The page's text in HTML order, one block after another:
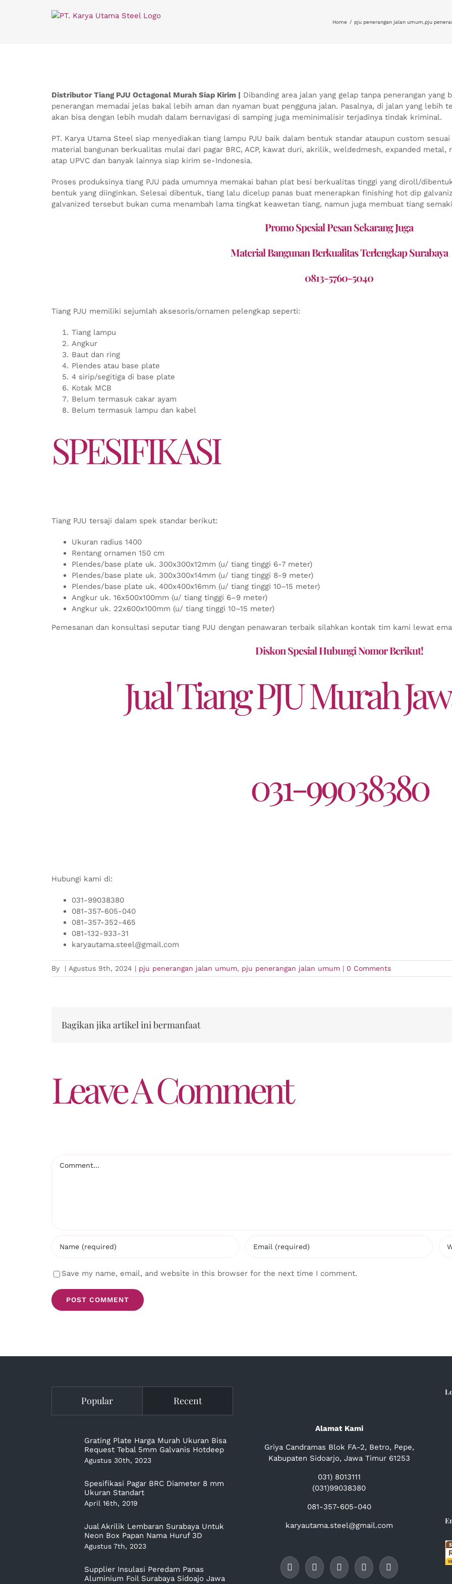
Home pju penerangan jalan umum pju
Distributor Tiang PJU Octagonal Murah Siap Kirim | Dibanding area jalan yang gelap tanpa penerangan
penerangan memadai jelas bakal lebih aman dan nyaman buat pengguna jalan. Pasalnya, di jalan yang lebih
akan bisa dengan lebih mudah dalam bernavigasi di samping juga meminimalisir terjadinya tindak kriminal.
PT. Karya Utama Steel siap menyediakan tiang lampu PJU baik dalam bentuk standar ataupun custom
material bangunan berkualitas mulai dari pagar BRC, ACP, kawat duri, akrilik, weldedmesh, expanded
atap UPVC dan banyak lainnya siap kirim se-Indonesia.
Proses produksinya tiang PJU pada umumnya memakai bahan plat besi berkualitas tinggi yang diroll/
bentuk yang diinginkan. Selesai dibentuk, tiang lalu dicelup panas buat menerapkan finishing hot dip
galvanized tersebut bukan cuma menambah lama tingkat keawetan tiang, namun juga membuat tiang
Promo Spesial Pesan Sekarang Juga
Material Bangunan Berkualitas Terlengkap Surabaya
0813-5760-5040
Tiang PJU memiliki sejumlah aksesoris/ornamen pelengkap seperti:
Tiang lampu
Angkur
Baut dan ring
Plendes atau base plate
4 sirip/segitiga di base plate
Kotak MCB
Belum termasuk cakar ayam
Belum termasuk lampu dan kabel
SPESIFIKASI
Tiang PJU tersaji dalam spek standar berikut:
Ukuran radius 1400
Rentang ornamen 150 cm
Plendes/base plate uk. 300x300x12mm (u/ tiang tinggi 6-7 meter)
Plendes/base plate uk. 300x300x14mm (u/ tiang tinggi 8-9 meter)
Plendes/base plate uk. 400x400x16mm (u/ tiang tinggi 10–15 meter)
Angkur uk. 16x500x100mm (u/ tiang tinggi 6–9 meter)
Angkur uk. 22x600x100mm (u/ tiang tinggi 10–15 meter)
Pemesanan dan konsultasi seputar tiang PJU dengan penawaran terbaik silahkan kontak tim kami lewat
Diskon Spesial Hubungi Nomor Berikut!
Jual Tiang PJU Murah
031-99038380
Hubungi kami di:
031-99038380
081-357-605-040
081-357-352-465
081-132-933-31
karyautama.steel@gmail.com
By | Agustus 9th, 2024 | pju penerangan jalan umum, pju penerangan jalan umum | 0 Comments
Bagikan jika artikel ini bermanfaat
Leave A Comment
Save my name, email, and website in this browser for the next time I comment.
Popular Recent
Grating Plate Harga Murah Ukuran Bisa
Request Tebal 5mm Galvanis Hotdeep
Agustus 30th, 2023
Spesifikasi Pagar BRC Diameter 8 mm
Ukuran Standart
April 16th, 2019
Jual Akrilik Lembaran Surabaya Untuk
Neon Box Papan Nama Huruf 3D
Agustus 7th, 2023
Supplier Insulasi Peredam Panas
Aluminium Foil Surabaya Sidoajo Jawa
Alamat Kami
Griya Candramas Blok FA-2, Betro, Pepe,
Kabupaten Sidoarjo, Jawa Timur 61253
031) 8013111
(031)99038380
081-357-605-040
karyautama.steel@gmail.com